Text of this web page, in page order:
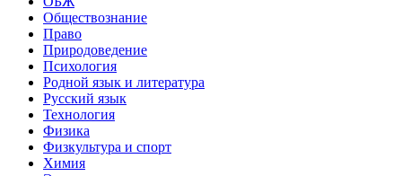
Обществознание
Право
Природоведение
Психология
Родной язык и литература
Русский язык
Технология
Физика
Физкультура и спорт
Химия